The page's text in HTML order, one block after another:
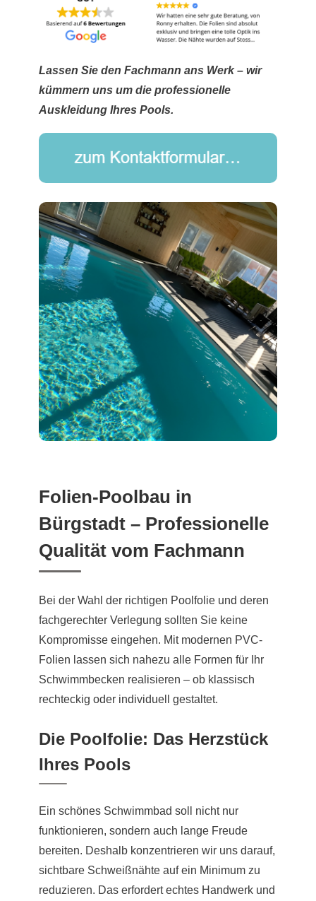
Lassen Sie den Fachmann ans Werk – wir
kümmern uns um die professionelle
Auskleidung Ihres Pools.
Folien-Poolbau in
Bürgstadt – Professionelle
Qualität vom Fachmann
Bei der Wahl der richtigen Poolfolie und deren
fachgerechter Verlegung sollten Sie keine
Kompromisse eingehen. Mit modernen PVC-
Folien lassen sich nahezu alle Formen für Ihr
Schwimmbecken realisieren – ob klassisch
rechteckig oder individuell gestaltet.
Die Poolfolie: Das Herzstück
Ihres Pools
Ein schönes Schwimmbad soll nicht nur
funktionieren, sondern auch lange Freude
bereiten. Deshalb konzentrieren wir uns darauf,
sichtbare Schweißnähte auf ein Minimum zu
reduzieren. Das erfordert echtes Handwerk und